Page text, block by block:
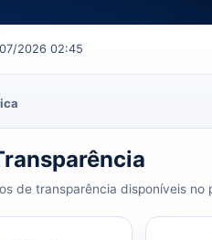
2026 02:45
banco de dados.
de transparência disponíveis no